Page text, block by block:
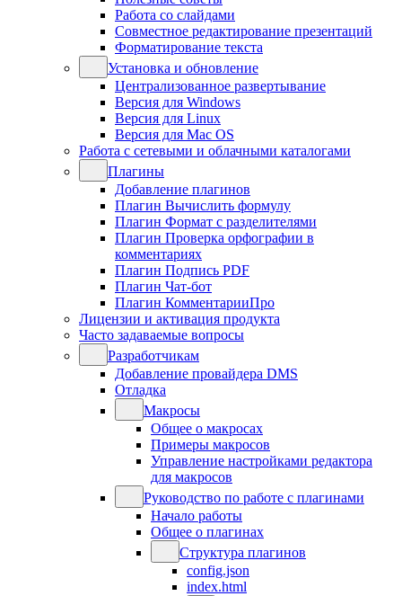
Работа со слайдами
Совместное редактирование презентаций
Форматирование текста
Установка и обновление
Централизованное развертывание
Версия для Windows
Версия для Linux
Версия для Mac OS
Работа с сетевыми и облачными каталогами
Плагины
Добавление плагинов
Плагин Вычислить формулу
Плагин Формат с разделителями
Плагин Проверка орфографии в
комментариях
Плагин Подпись PDF
Плагин Чат-бот
Плагин КомментарииПро
Лицензии и активация продукта
Часто задаваемые вопросы
Разработчикам
Добавление провайдера DMS
Отладка
Макросы
Общее о макросах
Примеры макросов
Управление настройками редактора
для макросов
Руководство по работе с плагинами
Начало работы
Общее о плагинах
Структура плагинов
config.json
index.html